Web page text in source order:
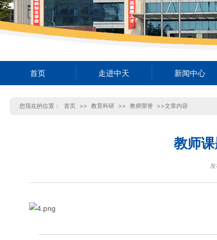
首页 走进中天 新闻中心
您现在的位置： 首页 >> 教育科研 >> 教师荣誉 >>文章内容
教师